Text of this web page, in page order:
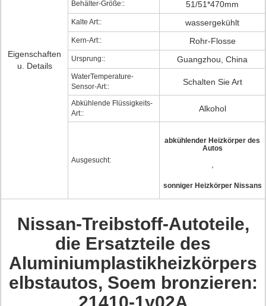
Eigenschaften
u. Details
Behälter-Größe:: 51/51*470mm
Kalte Art:: wassergekühlt
Kern-Art:: Rohr-Flosse
Ursprung:: Guangzhou, China
WaterTemperature-
Sensor-Art::
Schalten Sie Art
Abkühlende Flüssigkeits-
Art::
Alkohol
Ausgesucht:
abkühlender Heizkörper des
Autos
sonniger Heizkörper Nissans
Nissan-Treibstoff-Autoteile,
die Ersatzteile des
Aluminiumplastikheizkörpers
elbstautos, Soem bronzieren: